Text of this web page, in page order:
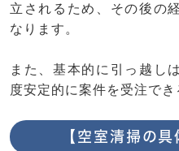
立されるため、その後の
なります。
また、基本的に引っ越し
度安定的に案件を受注で
【空室清掃の具